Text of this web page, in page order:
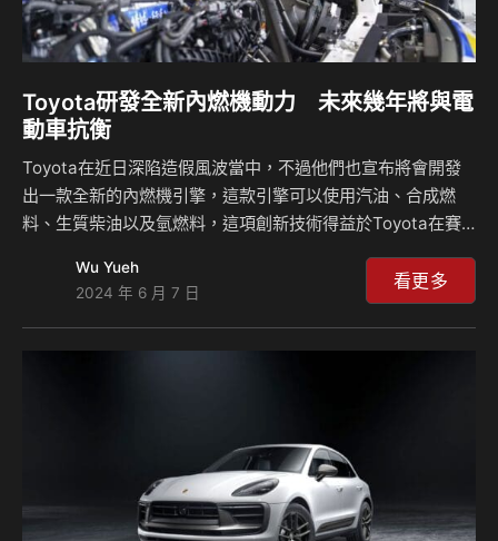
Toyota研發全新內燃機動力 未來幾年將與電
動車抗衡
Toyota在近日深陷造假風波當中，不過他們也宣布將會開發
出一款全新的內燃機引擎，這款引擎可以使用汽油、合成燃
料、生質柴油以及氫燃料，這項創新技術得益於Toyota在賽
車，Toyota也表示，儘管電動車逐漸成為主流，他們仍然致
力於內燃引擎的研發，並採取多種道路以減少碳排放，讓純電
不再是唯一的選擇。 這項全新動力的開發展現了Toyota對內
此Toyota正在積極推進氫技術…
Wu Yueh
2024 年 6 月 7 日
看更多